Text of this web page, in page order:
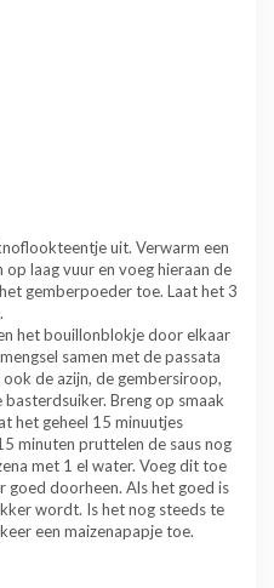
uit. Verwarm een
op laag vuur en voeg hieraan de
gemberpoeder toe. Laat het 3
het bouillonblokje door elkaar
samen met de passata
de azijn, de gembersiroop,
Breng op smaak
het geheel 15 minuutjes
minuten pruttelen de saus nog
met 1 el water. Voeg dit toe
goed doorheen. Als het goed is
wordt. Is het nog steeds te
een maizenapapje toe.